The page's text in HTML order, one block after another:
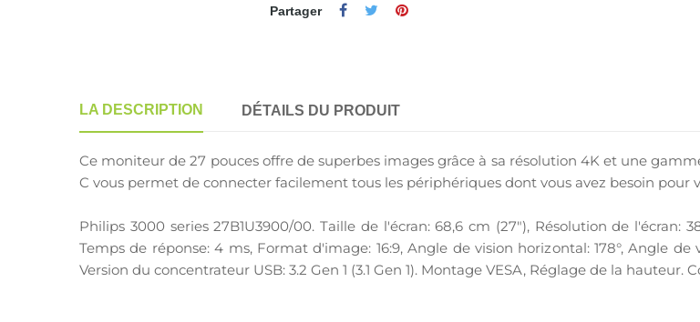
Partager
LA DESCRIPTION DÉTAILS DU PRODUIT
Ce moniteur de 27 pouces offre de superbes images grâce à sa résolution 4K et une
C vous permet de connecter facilement tous les périphériques dont vous avez besoin pour
Philips 3000 series 27B1U3900/00. Taille de l'écran: 68,6 cm (27"), Résolution de l'écran:
Temps de réponse: 4 ms, Format d'image: 16:9, Angle de vision horizontal: 178°, Angle
Version du concentrateur USB: 3.2 Gen 1 (3.1 Gen 1). Montage VESA, Réglage de la hauteur.